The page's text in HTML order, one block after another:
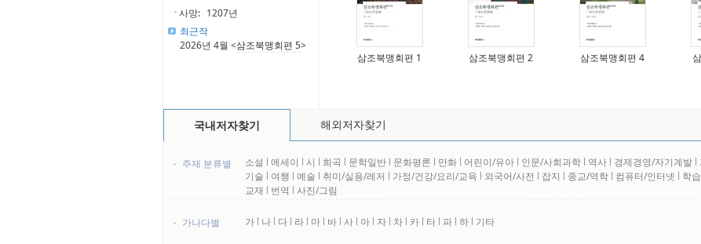
사망: 1207년
최근작
2026년 4월 <삼조북맹회편 5>
삼조북맹회편 1 삼조북맹회편 2 삼조북맹회편 4
국내저자찾기 해외저자찾기
주제 분류별 소설 l 에세이 l 시 l 희곡 l 문학일반 l 문화평론 l 만화 l 어린이/유아 l 인문/사회과학 l 역사 l 경제경영/자기계발 l
기술 l 여행 l 예술 l 취미/실용/레저 l 가정/건강/요리/교육 l 외국어/사전 l 잡지 l 종교/역학 l 컴퓨터/인터넷 l 학
교재 l 번역 l 사진/그림
가나다별 가 l 나 l 다 l 라 l 마 l 바 l 사 l 아 l 자 l 차 l 카 l 타 l 파 l 하 l 기타